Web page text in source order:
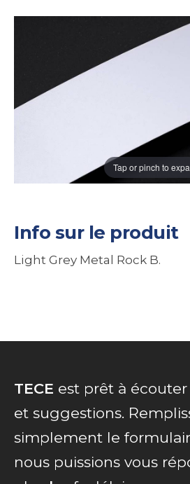
Tap or pinch to
Info sur le produit
Light Grey Metal Rock B.
TECE est prêt à
et suggestions.
simplement le
nous puissions vous